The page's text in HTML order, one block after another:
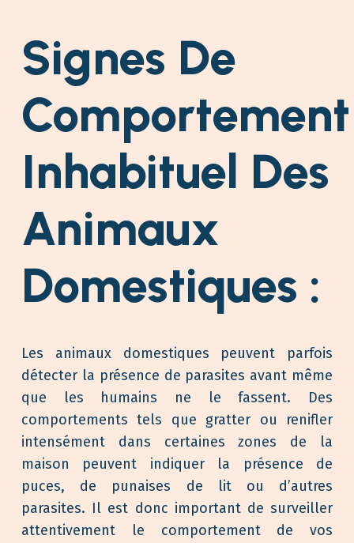
Signes De
Comportement
Inhabituel Des
Animaux
Domestiques :
Les animaux domestiques peuvent parfois
détecter la présence de parasites avant même
que les humains ne le fassent. Des
comportements tels que gratter ou renifler
intensément dans certaines zones de la
maison peuvent indiquer la présence de
puces, de punaises de lit ou d’autres
parasites. Il est donc important de surveiller
attentivement le comportement de vos